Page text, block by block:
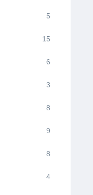
5
15
6
3
8
9
8
4